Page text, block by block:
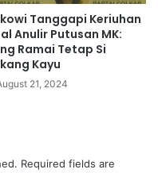
Tanggapi Keriuhan
Anulir Putusan MK:
Ramai Tetap Si
Kayu
21, 2024
Required fields are